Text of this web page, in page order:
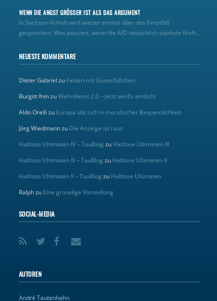
WENN DIE ANGST GRÖSSER IST ALS DAS ARGUMENT
In Sachsen-Anhalt wird wieder einmal über den Ernstfall
gesprochen: Was passiert, wenn die AfD tatsächlich stärkste Kraft...
NEUESTE KOMMENTARE
Dieter Gabriel zu Fakten mit Gänsefüßchen
Burgitt IhmzuWehrdienst 2.0 – Jetzt wird’s amtlich!
Aldo Orelli zu Europa übt sich in moralischer Bequemlichkeit
Jörg Wiedmannzu Die Anzeige ist raus
Haltlose Ultimaten IV – TauBlog zu Haltlose Ultimaten III
Haltlose Ultimaten III – TauBlog zu Haltlose Ultimaten II
Haltlose Ultimaten II – TauBlog zu Haltlose Ultimaten
Ralphzu Eine gruselige Vorstellung
SOCIAL-MEDIA
AUTOREN
André Tautenhahn